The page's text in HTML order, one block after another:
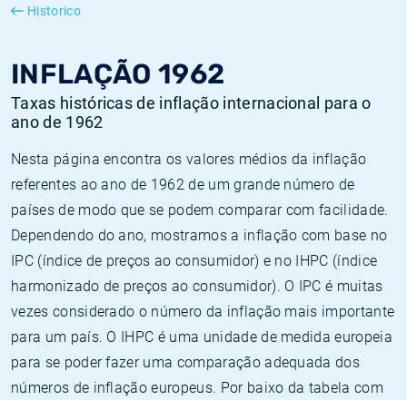
Historico
INFLAÇÃO 1962
Taxas históricas de inflação internacional para o
ano de 1962
Nesta página encontra os valores médios da inflação
referentes ao ano de 1962 de um grande número de
países de modo que se podem comparar com facilidade.
Dependendo do ano, mostramos a inflação com base no
IPC (índice de preços ao consumidor) e no IHPC (índice
harmonizado de preços ao consumidor). O IPC é muitas
vezes considerado o número da inflação mais importante
para um país. O IHPC é uma unidade de medida europeia
para se poder fazer uma comparação adequada dos
números de inflação europeus. Por baixo da tabela com
SONIA
Inflação Europa
Taxas TONAR históricas